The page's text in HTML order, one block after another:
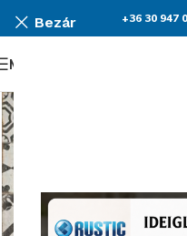
Bezár +36 30 947
Menü